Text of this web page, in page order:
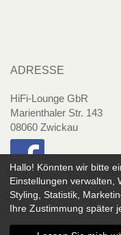
ADRESSE
HiFi-Lounge GbR
Marienthaler Str. 143
08060 Zwickau
Copyright © 2020 - hifi-
Hallo! Könnten wir bitte
Einstellungen verwalten,
Styling, Statistik,
Ihre Zustimmung später